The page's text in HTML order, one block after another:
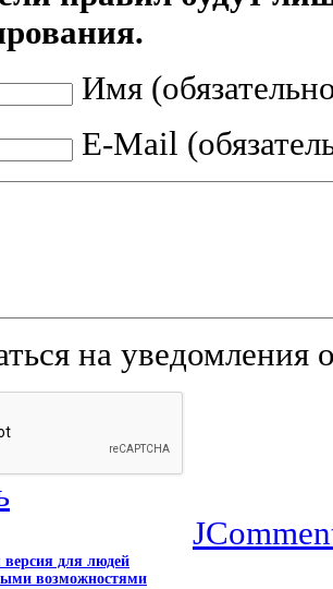
Имя
E-Mail
на уведомления
для людей
возможностями